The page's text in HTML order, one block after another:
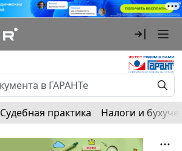
Судебная практика Налоги и